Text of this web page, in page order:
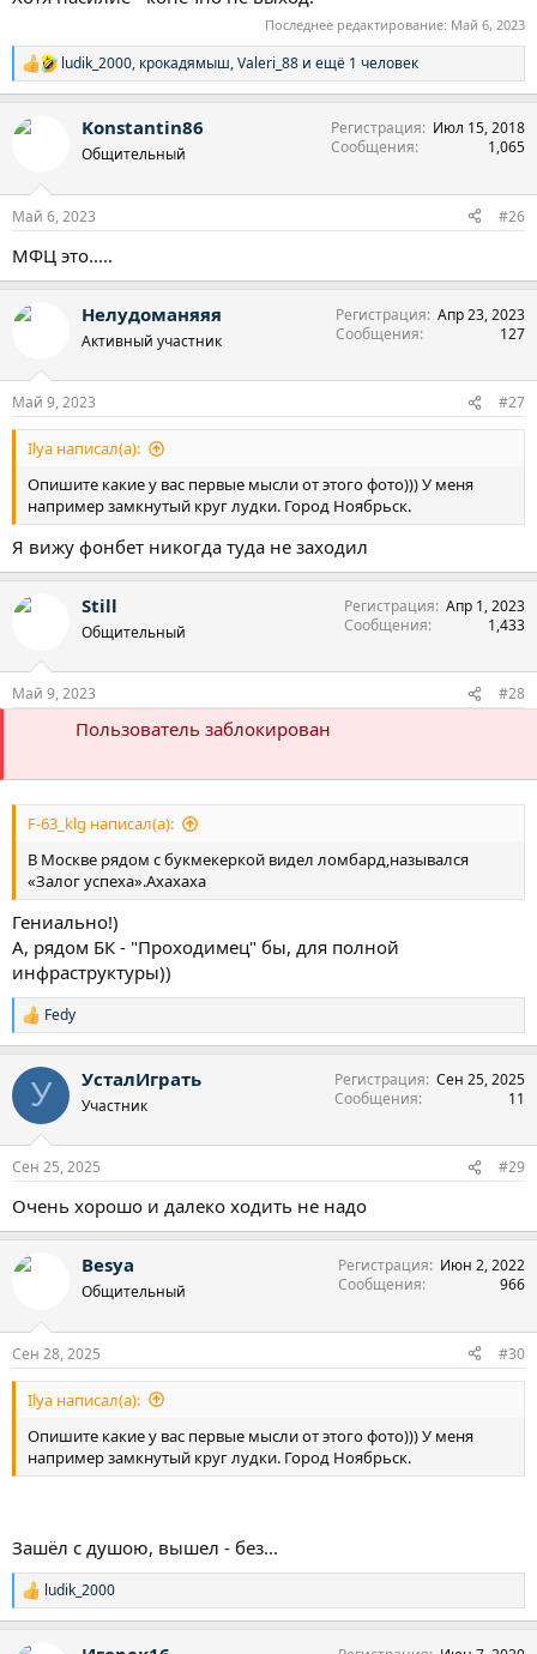
Последнее редактирование: Май 6, 2023
Р
е
к
ludik_2000, крокадямыш,Valeri_88 и ещё 1 человек
Konstantin86
Общительный
Регистрация
Июл 15, 2018
Сообщения
1,065
Май 6, 2023 #26
МФЦ это.....
Нелудоманяяя
Активный участник
Регистрация Апр 23, 2023
Сообщения
127
Май 9, 2023 #27
Ilya написал(а):
Опишите какие у вас первые мысли от этого фото))) У меня
например замкнутый круг лудки. Город Ноябрьск.
Я вижу фонбет никогда туда не заходил
Still
Общительный
Регистрация Апр 1, 2023
Сообщения
1,433
Май 9, 2023 #28
Пользователь заблокирован
F-63_klg написал(а):
В Москве рядом с букмекеркой видел ломбард,назывался
«Залог успеха».Ахахаха
Гениально!)
А, рядом БК - "Проходимец" бы, для полной
инфраструктуры))
Р
е
к
и
Fedy
У УсталИграть
Участник
Регистрация Сен 25, 2025
Сообщения
11
Сен 25, 2025 #29
Очень хорошо и далеко ходить не надо
Besya
Общительный
Регистрация
Июн 2, 2022
Сообщения
966
Сен 28, 2025 #30
Ilya написал(а):
Опишите какие у вас первые мысли от этого фото))) У меня
например замкнутый круг лудки. Город Ноябрьск.
Зашёл с душою, вышел - без...
Р
е
ludik_2000